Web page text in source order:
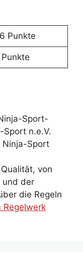
Punkte
Sport-
Sport n.e.V.
Ninja-Sport
von
und der
die Regeln
Regelwerk